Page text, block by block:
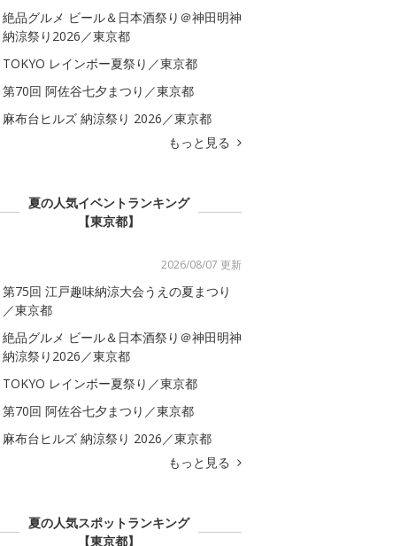
絶品グルメ ビール＆日本酒祭り＠神田明神
納涼祭り2026／東京都
TOKYO レインボー夏祭り／東京都
第70回 阿佐谷七夕まつり／東京都
麻布台ヒルズ 納涼祭り 2026／東京都
もっと見る
夏の人気イベントランキング
【東京都】
2026/08/07 更新
第75回 江戸趣味納涼大会うえの夏まつり
／東京都
絶品グルメ ビール＆日本酒祭り＠神田明神
納涼祭り2026／東京都
TOKYO レインボー夏祭り／東京都
第70回 阿佐谷七夕まつり／東京都
麻布台ヒルズ 納涼祭り 2026／東京都
もっと見る
夏の人気スポットランキング
【東京都】